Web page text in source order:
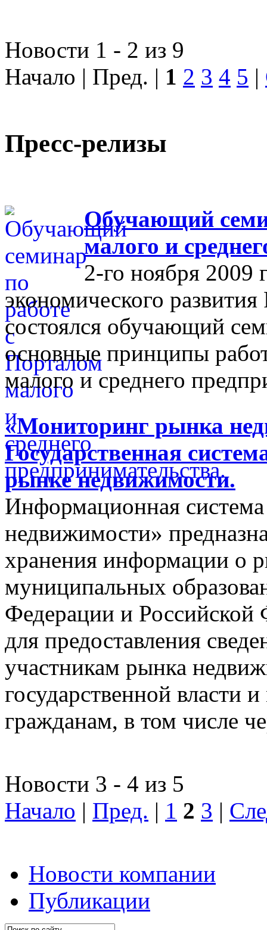
Новости 1 - 2 из 9
Начало | Пред. | 1 2 3 4 5 |
Пресс-релизы
Обучающий
малого и
2-го ноября 2009
экономического
состоялся обучающий
основные принципы
малого и среднего
«Мониторинг рынка
Государственная
рынке недвижимости.
Информационная
недвижимости»
хранения информации о
муниципальных
Федерации и Российской
для предоставления
участникам рынка
государственной власти
гражданам, в том числе
Новости 3 - 4 из 5
Начало | Пред. | 1 2 3 |
Новости компании
Публикации